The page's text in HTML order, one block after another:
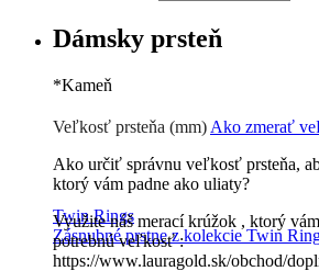
Twin Rings
Zásnubné prstne z kolekcie Twin
Dámsky prsteň
*Kameň
Veľkosť prsteňa (mm) Ako zmerať
Ako určiť správnu veľkosť prsteňa,
ktorý vám padne ako uliaty?
Využite náš merací krúžok , ktorý
potrebnú veľkosť :
https://www.lauragold.sk/obchod/